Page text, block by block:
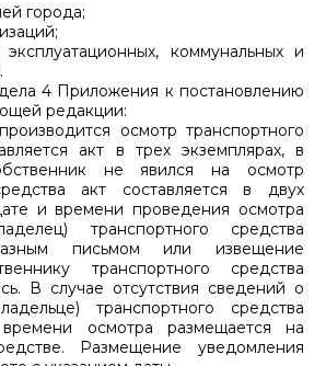
города;
коммунальных и
4 Приложения к постановлению
редакции:
осмотр транспортного
акт в трех экземплярах, в
не явился на осмотр
акт составляется в двух
и времени проведения осмотра
транспортного средства
письмом или извещение
транспортного средства
В случае отсутствия сведений о
транспортного средства
осмотра размещается на
Размещение уведомления